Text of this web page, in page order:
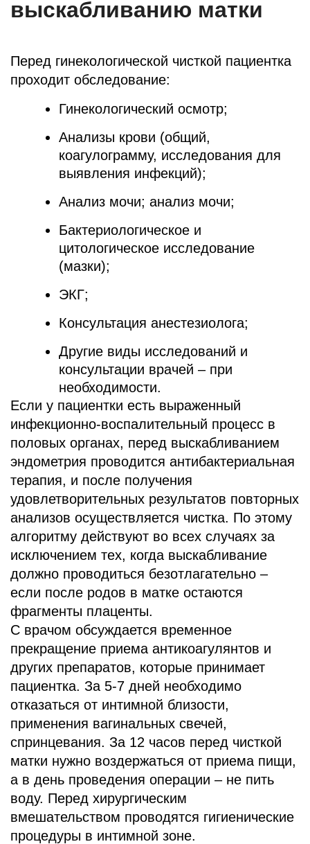
выскабливанию матки
Перед гинекологической чисткой пациентка
проходит обследование:
Гинекологический осмотр;
Анализы крови (общий,
коагулограмму, исследования для
выявления инфекций);
Анализ мочи; анализ мочи;
Бактериологическое и
цитологическое исследование
(мазки);
ЭКГ;
Консультация анестезиолога;
Другие виды исследований и
консультации врачей – при
необходимости.
Если у пациентки есть выраженный
инфекционно-воспалительный процесс в
половых органах, перед выскабливанием
эндометрия проводится антибактериальная
терапия, и после получения
удовлетворительных результатов повторных
анализов осуществляется чистка. По этому
алгоритму действуют во всех случаях за
исключением тех, когда выскабливание
должно проводиться безотлагательно –
если после родов в матке остаются
фрагменты плаценты.
С врачом обсуждается временное
прекращение приема антикоагулянтов и
других препаратов, которые принимает
пациентка. За 5-7 дней необходимо
отказаться от интимной близости,
применения вагинальных свечей,
спринцевания. За 12 часов перед чисткой
матки нужно воздержаться от приема пищи,
а в день проведения операции – не пить
воду. Перед хирургическим
вмешательством проводятся гигиенические
процедуры в интимной зоне.